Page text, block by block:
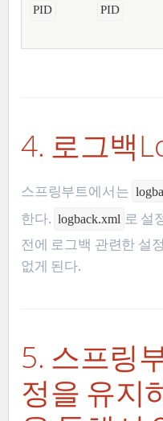
PID PID
4. 로그백
스프링부트에서는
한다. logback.xml 로 설
전에 로그백 관련한 설
없게 된다.
5. 스프링
정을 유지